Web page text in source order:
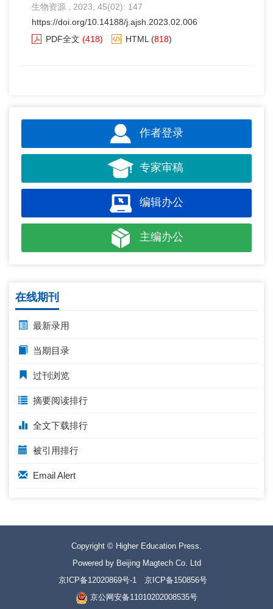
生物资源
, 2023, 45(02): 147
https://doi.org/10.14188/j.ajsh.2023.02.006
PDF全文 (418) HTML (818)
作者登录
专家审稿
编辑办公
主编办公
在线期刊
最新录用
当期目录
过刊浏览
摘要阅读排行
全文下载排行
被引用排行
Email Alert
Copyright © Higher Education Press.
Powered by Beijing Magtech Co. Ltd
京ICP备12020869号-1
京ICP备150856号
京公网安备11010202008535号